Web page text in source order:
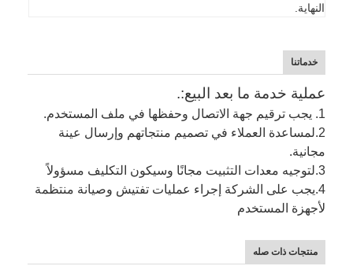
النهاية.
خدماتنا
عملية خدمة ما بعد البيع:.
1. يجب ترقيم جهة الاتصال وحفظها في ملف المستخدم.
2. لمساعدة العملاء في تصميم منتجاتهم وإرسال عينة
مجانية.
3. لتوجيه معدات التثبيت مجانًا وسيكون التكليف مسؤولاً
4. يجب على الشركة إجراء عمليات تفتيش وصيانة منتظمة
لأجهزة المستخدم
منتجات ذات صله